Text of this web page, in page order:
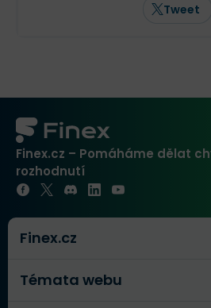
Tweet
Finex.cz – Pomáháme dělat
rozhodnutí
Finex.cz
Témata webu